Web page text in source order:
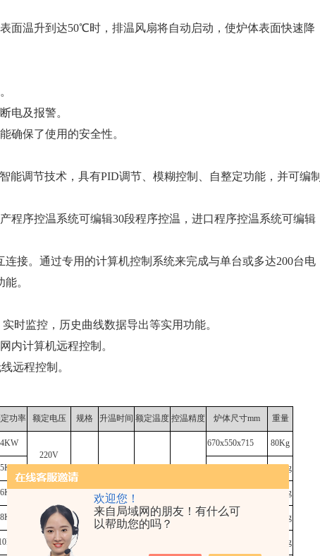
欢迎您！
来自局域网的朋友！有什么可
以帮助您的吗？
面温升到达50℃时，排温风扇将自动启动，使炉体表面快速降
电及报警。
确保了使用的安全性。
能调节技术，具有PID调节、模糊控制、自整定功能，并可编制
程序控温系统可编辑30段程序控温，进口程序控温系统可编辑
接。通过专用的计算机控制系统来完成与单台或多达200台电
。
时监控，历史曲线数据导出等实用功能。
内计算机远程控制。
远程控制。
功率 额定电压 规格 升温时间 额定温度 控温精度 炉体尺寸mm 重量
4KW
220V
670x550x715 80Kg
5KW 100Kg
6KW
380V(三相)
115Kg
8KW 840x623x870 120Kg
170Kg